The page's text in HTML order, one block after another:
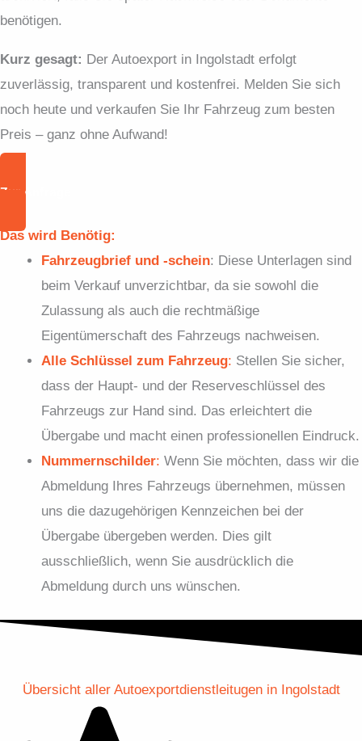
benötigen.
Kurz gesagt: Der Autoexport in Ingolstadt erfolgt
zuverlässig, transparent und kostenfrei. Melden Sie sich
noch heute und verkaufen Sie Ihr Fahrzeug zum besten
Preis – ganz ohne Aufwand!
Zur Anfrage
Das wird Benötig:
Fahrzeugbrief und -schein: Diese Unterlagen sind
beim Verkauf unverzichtbar, da sie sowohl die
Zulassung als auch die rechtmäßige
Eigentümerschaft des Fahrzeugs nachweisen.
Alle Schlüssel zum Fahrzeug: Stellen Sie sicher,
dass der Haupt- und der Reserveschlüssel des
Fahrzeugs zur Hand sind. Das erleichtert die
Übergabe und macht einen professionellen Eindruck.
Nummernschilder: Wenn Sie möchten, dass wir die
Abmeldung Ihres Fahrzeugs übernehmen, müssen
uns die dazugehörigen Kennzeichen bei der
Übergabe übergeben werden. Dies gilt
ausschließlich, wenn Sie ausdrücklich die
Abmeldung durch uns wünschen.
Übersicht aller Autoexportdienstleitugen in Ingolstadt